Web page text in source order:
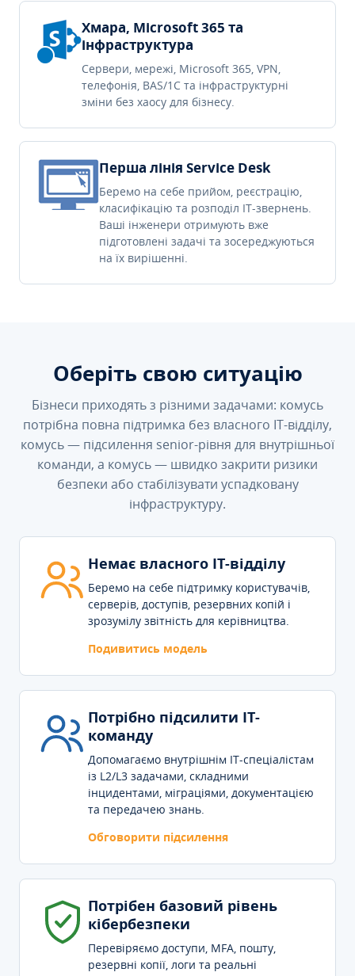
Хмара, Microsoft 365 та
інфраструктура
Сервери, мережі, Microsoft 365, VPN,
телефонія, BAS/1C та інфраструктурні
зміни без хаосу для бізнесу.
Перша лінія Service Desk
Беремо на себе прийом, реєстрацію,
класифікацію та розподіл IT-звернень.
Ваші інженери отримують вже
підготовлені задачі та зосереджуються
на їх вирішенні.
Оберіть свою ситуацію
Бізнеси приходять з різними задачами: комусь
потрібна повна підтримка без власного IT-відділу,
комусь — підсилення senior-рівня для внутрішньої
команди, а комусь — швидко закрити ризики
безпеки або стабілізувати успадковану
інфраструктуру.
Немає власного IT-відділу
Беремо на себе підтримку користувачів,
серверів, доступів, резервних копій і
зрозумілу звітність для керівництва.
Подивитись модель
Потрібно підсилити IT-
команду
Допомагаємо внутрішнім IT-спеціалістам
із L2/L3 задачами, складними
інцидентами, міграціями, документацією
та передачею знань.
Обговорити підсилення
Потрібен базовий рівень
кібербезпеки
Перевіряємо доступи, MFA, пошту,
резервні копії, логи та реальні